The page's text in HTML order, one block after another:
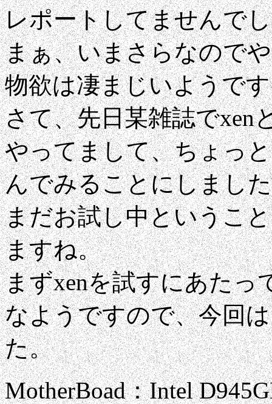
レポートしてませんで
まぁ、いまさらなので
物欲は凄まじいようで
さて、先日某雑誌でxen
やってまして、ちょっ
んでみることにしまし
まだお試し中というこ
ますね。
まずxenを試すにあたっ
なようですので、今回
た。
MotherBoad：Intel